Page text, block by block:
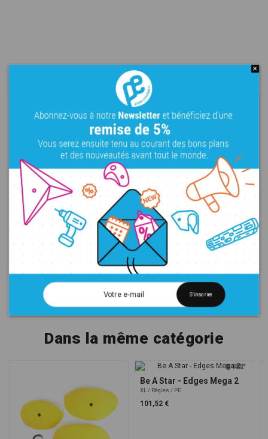
Dans la même gamme
TribeLine - Pockets XXL3
XXL Trous
Tribe Line - Jugs L4
L Bacs
192,00 €
Dans la même catégorie
Be A Star - Edges Mega 2
XL Règles PE
101,52 €
S'inscrire